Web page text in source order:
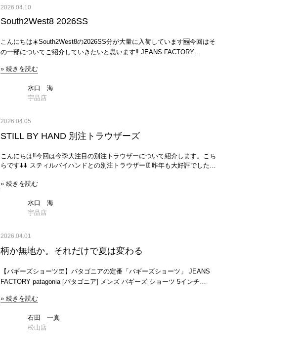
デニムイージーパンツ..⇩商品ページはコチラ⇩ JEANS FACTORY DANTON
ンテージデニムを参考にした10オンスのデニムを使用しシーズンレスで履け
地。✴︎腰回りにはゆとりがあり裾に向かってテーパードしており体型カバー
しつつスッキリとしたシルエット。✴︎サイズ展開 36のみ ウエストにはド
ローコード付きで調節可能◎.やや丈が短く小柄な方はお直しなしで履けま
す！160cmオーバーの方はクロップド丈に。..⇩スタイリングはコチラ⇩
JEANS FACTORY 沼田店 北山真樹 165cm ストライプシャツと合わせ爽や
かに！カラーデニムイージーパンツと比べるとややしっかりとしておりナチ
ュラルな風合い。..より軽い素材のお求めの方は春夏にピッタリなコットン
リネン素材も◎..⇩商品ページはコチラ⇩ JEANS FACTORY DANTON [ダン
ルエットはデニムイージーパンツと同じ。✴︎高密度でしっかりとした生地感
過ごせるリネンイージーパンツ ▲無地 ▲柄..⇩商
イージーパンツ [JD-2540WEL] 36 BLK/ECR ¥16,940 ✴︎シルエットと作りは
デニムイージーパンツと同じでイージー仕様のプルオンタイプ✴︎経糸に綿、
湿性に優れている。清涼感のある夏向きの素材。✴︎カラーバリエーション豊
富✴︎サイズ展開 36のみ 最後に2タックイージーパンツ ✴︎甘撚りの綿糸を使
ったツイル生地でストレスなく履ける柔らかいは履き心地。✴︎ ウエストに深
めの2タックを施し腰回りにゆとりあり！✴︎太めテーパードシルエット（履
いてみるとストレートにちかい！）✴︎L字ポケットが特徴。✴︎サイズ展開
な方は折り返しても着用してもいいと思います◎（オンラインショップでは
これからのお出かけが増えるシーズンにDANTONの楽ちんなパンツはいかが
取りもできますのでぜひご利用ください！..スタイリングも更新してますの
でぜひ見てみて下さいね☺︎⇩⇩⇩☆キタヤマのスタイリングページ☆
ﾜｸﾙパンツ🩳2個目のセットアップ👀160cmの私でも裾感ぴったりでセットア
ップ買いしたいのは山々、、⛰️✌️🤘 JEANS FACTORY TODAYFUL [トゥデ
ュロイパンツ🩲ピンクが映えるパンツ🍑思ったよりスッキリしたシルエット
でしたが、形はめっちゃきれい✳︎ウエスト大きめでした(･･;)以上おすすめの
TODAYFULです！素材や他にないデザインが多く、値段もいい値段するの
でこの20%還元でのご購入オトクです！それでは！ JEANS FACTORY
instagram:yukiki_0403ゆきののスタイリング:ゆきののスタイリング
2026.04.10
South2West8 2026SS
こんにちは☀️South2West8の2026SS分が大量に入荷しています🆕今回はそ
の一部についてご紹介していきたいと思います‼️ JEANS FACTORY
シ ¥8,470 まずはこちら、半袖のTシャツです。定番のディアスカルのデザ
ナーを何にするかによって表情が変わります。あと虫除けになります笑
JEANS FACTORY South2West8 [サウスツーウエストエイト] レンジャーシ
セットアップです。サウスらしいレオパード、インパクトのあるセットアッ
プです。 JEANS FACTORY South2West8 [サウスツーウエストエイト] ショ
ートスリーブオープンカラー ¥23,716 お次はこちら、半袖のオープンカラー
JEANS FACTORY South2West8 [サウスツーウエストエイト] トレーナーフ
ーディ [SX709] L B ¥27,830 JEANS FACTORY South2West8 [サウスツーウ
別タイプのレオパードのセットアップもあります。こちらもかなりインパク
ト] タイダイプリント クルーネックT ¥13,552 JEANS FACTORY
South2West8 [サウスツーウエストエイト] タイダイプリント ショートスリ
紹介したメッシュシャツのインナーに良さそうです👍 JEANS FACTORY
ツ ¥8,712 最後はこちら、ノースリーブのTシャツです。ここ数年本当に暑
てみて下さい‼️
» 続きを読む
水口 海
宇品店
2026.04.05
STILL BY HAND 別注トラウザーズ
こんにちは‼️今回は今季大注目の別注トラウザーについて紹介します。こち
らです⬇️⬇️ スティルバイハンドとの別注トラウザー👖昨年も大好評でした👏
BY HAND [スティルバイハンド] 別注 リサイクルポリエステル ワンタ
ドパンツです。腰回りに分量がありながらも、テーパードでスッキリとした
印象です。カラーはオフホワイトとネイビー。お次はこちら、 JEANS
テーパードパンツ。個人的にイチオシ‼️履き心地も良く、生地の落ち感、品
もあります👍カラーはブラウンとブラック。お次はこちら、 JEANS
FACTORY STILL BY HAND [スティルバイハンド] 別注 コットンリネンツイ
ルパンツ [26 ¥18,392 コットンリネンツイルのパンツ。今トレンドのカーブ
シルエットです。緩やかなカーブで程よい主張。履きやすいです👏カラーは
トープとチャコール(暗めのカーキ)。お次はこちら、 JEANS FACTORY
[2601JF- ¥18,392 ライトオンスのワイドデニム。綺麗目に使えるデニム。ラ
お次はこちら、 JEANS FACTORY STILL BY HAND [スティルバイハンド]
別注 タイプライター ドローストリン ¥18,392 ポリエステルタイプライター
» 続きを読む
水口 海
宇品店
2026.04.01
柄か無地か。それだけで夏は変わる
【バギーズショーツ🩳】パタゴニアの定番「バギーズショーツ」 JEANS
FACTORY patagonia [パタゴニア] メンズ バギーズ ショーツ 5インチ
長効果＆アクティブなスタイルに◎ JEANS FACTORY patagonia [パタゴニ
で安心感のある履き心地→ 大人っぽく落ち着いた雰囲気に◎同じモデルで
も、丈が違うだけで印象はガラッと変わります。バギーズショーツの5イン
» 続きを読む
石田 一真
松山店